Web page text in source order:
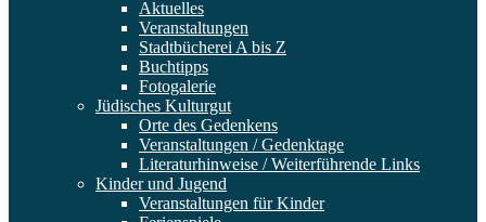
Aktuelles
Veranstaltungen
Stadtbücherei A bis Z
Buchtipps
Fotogalerie
Jüdisches Kulturgut
Orte des Gedenkens
Veranstaltungen / Gedenktage
Literaturhinweise / Weiterführende Links
Kinder und Jugend
Veranstaltungen für Kinder